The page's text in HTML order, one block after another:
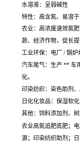
水溶液：呈弱碱性
特性： 高含氮、易溶
农业：高浓度速效氮
蔬、经济作物，促长提
工业环保：电厂 / 锅炉
汽车尾气：生产 ** 车
化。
印染纺织 ：染色助剂
日化化妆品 ：保湿软
其他：饲料添加剂、
农业高氮追肥底肥；
源；印染纺织助剂；日